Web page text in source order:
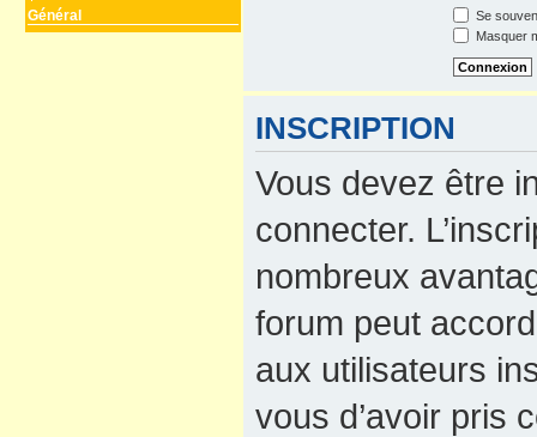
Général
Se
Masquer
INSCRIPTION
Vous devez être
connecter.
nombreux
forum peut
aux utilisateurs
vous d’avoir pris